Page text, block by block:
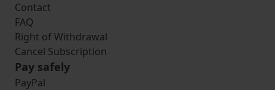
Contact
FAQ
Right of Withdrawal
Cancel Subscription
Pay safely
PayPal